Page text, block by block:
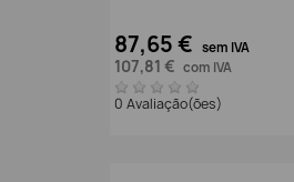
87,65 € sem IVA
107,81 € com IVA
0 Avaliação(ões)